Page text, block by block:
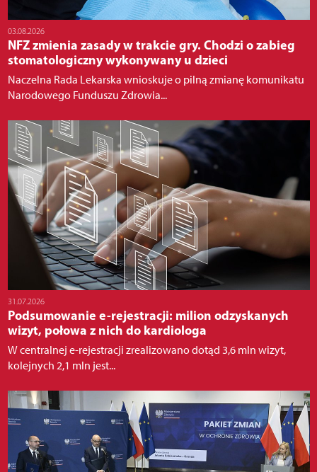
03.08.2026
NFZ zmienia zasady w trakcie gry. Chodzi o zabieg
stomatologiczny wykonywany u dzieci
Naczelna Rada Lekarska wnioskuje o pilną zmianę komunikatu
Narodowego Funduszu Zdrowia...
31.07.2026
Podsumowanie e-rejestracji: milion odzyskanych
wizyt, połowa z nich do kardiologa
W centralnej e-rejestracji zrealizowano dotąd 3,6 mln wizyt,
kolejnych 2,1 mln jest...